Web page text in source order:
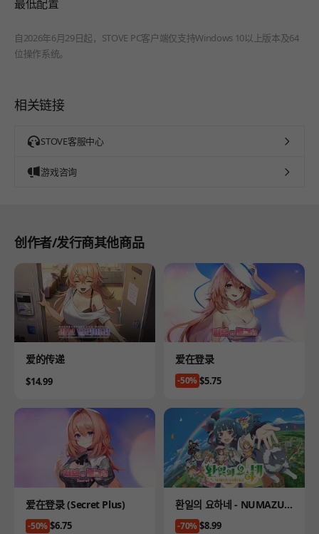
最低配置
自2026年6月29日起，STOVE PC客户端仅支持Windows 10以上版本及64
位操作系统。
相关链接
STOVE客服中心
游戏咨询
创作者/发行商其他商品
Product
爱的传递
Price
$14.99
Product
爱在登录
-50%Price
$5.75
Product
爱在登录 (Secret Plus)
-50%Price
$6.75
Product
환일의 요하네 - NUMAZU i
n the MIRAGE -
-70%Price
$8.99